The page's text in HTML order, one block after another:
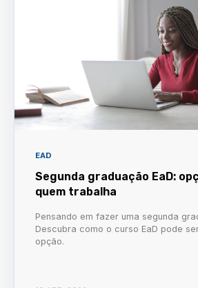
EAD
Segunda graduação EaD:
quem trabalha
Pensando em fazer uma segunda
Descubra como o curso EaD pode
opção.